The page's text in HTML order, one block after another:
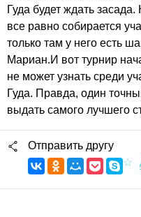
Гуда будет ждать
все равно собирается
только там у него есть
Мариан.И вот турнир
не может узнать среди
Гуда. Правда, один
выдать самого лучшего
Отправить другу